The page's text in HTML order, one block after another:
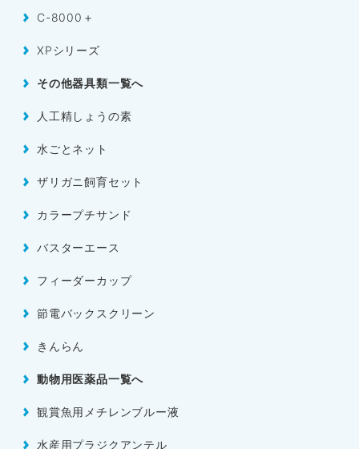
C-8000＋
XPシリーズ
その他器具類一覧へ
人工精しょうの素
水ごとネット
ザリガニ飼育セット
カラープチサンド
バスターエース
フィーダーカップ
節電バックスクリーン
きんらん
動物用医薬品一覧へ
観賞魚用メチレンブルー液
水産用プラジクアンテル